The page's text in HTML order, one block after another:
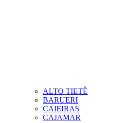
ALTO TIETÊ
BARUERI
CAIEIRAS
CAJAMAR